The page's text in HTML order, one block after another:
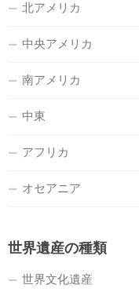
北アメリカ
中央アメリカ
南アメリカ
中東
アフリカ
オセアニア
世界遺産の種類
世界文化遺産